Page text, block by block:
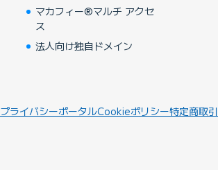
マカフィー®マルチ アクセ
ス
法人向け独自ドメイン
プライバシーポータルCookieポリシー特定商取